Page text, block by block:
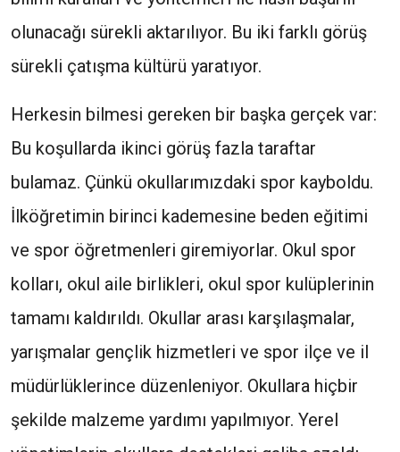
olunacağı sürekli aktarılıyor. Bu iki farklı görüş
sürekli çatışma kültürü yaratıyor.
Herkesin bilmesi gereken bir başka gerçek var:
Bu koşullarda ikinci görüş fazla taraftar
bulamaz. Çünkü okullarımızdaki spor kayboldu.
İlköğretimin birinci kademesine beden eğitimi
ve spor öğretmenleri giremiyorlar. Okul spor
kolları, okul aile birlikleri, okul spor kulüplerinin
tamamı kaldırıldı. Okullar arası karşılaşmalar,
yarışmalar gençlik hizmetleri ve spor ilçe ve il
müdürlüklerince düzenleniyor. Okullara hiçbir
şekilde malzeme yardımı yapılmıyor. Yerel